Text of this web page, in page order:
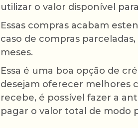
utilizar o valor disponível
Essas compras acabam
caso de compras
meses.
Essa é uma boa opção de
desejam oferecer melhores
recebe, é possível fazer a
pagar o valor total de modo